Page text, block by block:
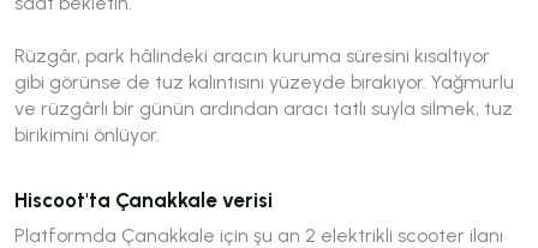
Rüzgâr, park hâlindeki aracın kuruma süresini kısaltıyor
gibi görünse de tuz kalıntısını yüzeyde bırakıyor. Yağmurlu
ve rüzgârlı bir günün ardından aracı tatlı suyla silmek, tuz
birikimini önlüyor.
Hiscoot'ta Çanakkale verisi
Platformda Çanakkale için şu an 2 elektrikli scooter ilanı